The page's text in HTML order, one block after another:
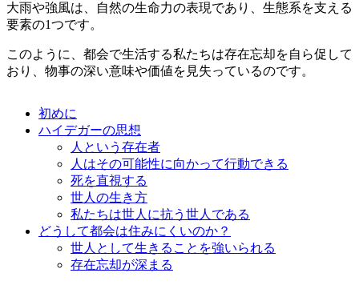
大雨や強風は、自然の生命力の表現であり、生態系を支える
要素の1つです。
このように、都会で生活する私たちは存在忘却を自ら促して
おり、物事の深い意味や価値を見失っているのです。
初めに
ハイデガーの思想
人という存在者
人はその可能性に向かって行動できる
死を直視する
世人の生き方
私たちは世人に抗う世人である
どうして都会は住みにくいのか？
世人として生きることを強いられる
存在忘却が深まる